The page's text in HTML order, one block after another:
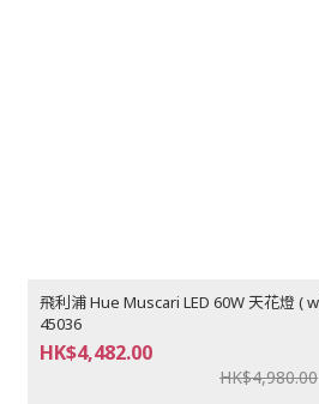
飛利浦 Hue Muscari LED 60W 天花燈 ( white ambiance白光系列 )
45036
HK$4,482.00
HK$4,980.00